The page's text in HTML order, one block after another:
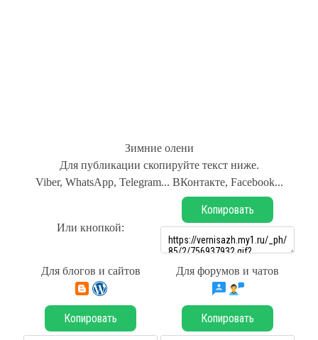
Зимние олени
Для публикации скопируйте текст ниже.
Viber, WhatsApp, Telegram... ВКонтакте, Facebook...
Или кнопкой:
Копировать
Для блогов и сайтов Для форумов и чатов
Копировать Копировать